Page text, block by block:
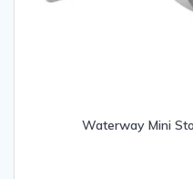
Waterway Mini